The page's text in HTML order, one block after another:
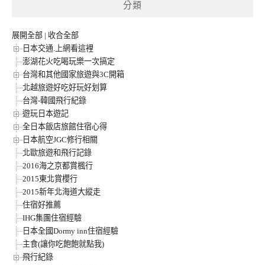
分類
展開全部 | 收合全部
日本交通.上網看這裡
澎湖花火吃喝玩樂一次搞定
台灣和其他國家旅遊與3C開箱
北越旅遊好吃好玩好划算
台灣-韓國飛行紀錄
遊玩日本遊記
全日本飯店旅館住宿心得
日本航空JGC修行相關
北歐旅遊和飛行記錄
2016海之京都賞楓行
2015東北賞櫻行
2015新年北海道大縱走
住宿好推薦
IHG集團住宿經驗
日本全國Dormy inn住宿經驗
主食(讓你吃飽飽就點我)
飛行紀錄